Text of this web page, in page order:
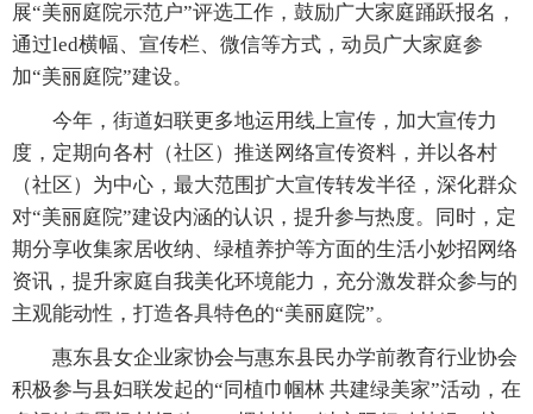
展“美丽庭院示范户”评选工作，鼓励广大家庭踊跃报名，
通过led横幅、宣传栏、微信等方式，动员广大家庭参
加“美丽庭院”建设。
今年，街道妇联更多地运用线上宣传，加大宣传力
度，定期向各村（社区）推送网络宣传资料，并以各村
（社区）为中心，最大范围扩大宣传转发半径，深化群众
对“美丽庭院”建设内涵的认识，提升参与热度。同时，定
期分享收集家居收纳、绿植养护等方面的生活小妙招网络
资讯，提升家庭自我美化环境能力，充分激发群众参与的
主观能动性，打造各具特色的“美丽庭院”。
惠东县女企业家协会与惠东县民办学前教育行业协会
积极参与县妇联发起的“同植巾帼林 共建绿美家”活动，在